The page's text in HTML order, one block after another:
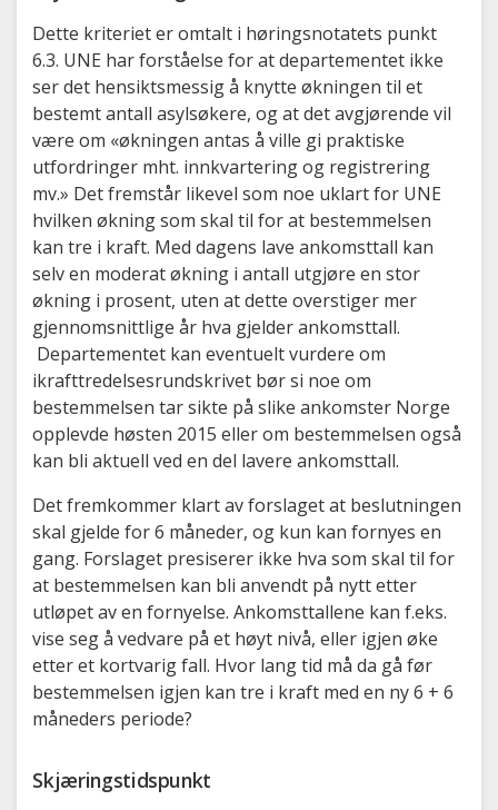
Dette kriteriet er omtalt i høringsnotatets punkt
6.3. UNE har forståelse for at departementet ikke
ser det hensiktsmessig å knytte økningen til et
bestemt antall asylsøkere, og at det avgjørende vil
være om «økningen antas å ville gi praktiske
utfordringer mht. innkvartering og registrering
mv.» Det fremstår likevel som noe uklart for UNE
hvilken økning som skal til for at bestemmelsen
kan tre i kraft. Med dagens lave ankomsttall kan
selv en moderat økning i antall utgjøre en stor
økning i prosent, uten at dette overstiger mer
gjennomsnittlige år hva gjelder ankomsttall.
Departementet kan eventuelt vurdere om
ikrafttredelsesrundskrivet bør si noe om
bestemmelsen tar sikte på slike ankomster Norge
opplevde høsten 2015 eller om bestemmelsen også
kan bli aktuell ved en del lavere ankomsttall.
Det fremkommer klart av forslaget at beslutningen
skal gjelde for 6 måneder, og kun kan fornyes en
gang. Forslaget presiserer ikke hva som skal til for
at bestemmelsen kan bli anvendt på nytt etter
utløpet av en fornyelse. Ankomsttallene kan f.eks.
vise seg å vedvare på et høyt nivå, eller igjen øke
etter et kortvarig fall. Hvor lang tid må da gå før
bestemmelsen igjen kan tre i kraft med en ny 6 + 6
måneders periode?
Skjæringstidspunkt